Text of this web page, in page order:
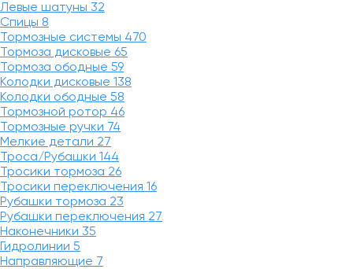
Левые шатуны 32
Спицы 8
Тормозные системы 470
Тормоза дисковые 65
Тормоза ободные 59
Колодки дисковые 138
Колодки ободные 58
Тормозной ротор 46
Тормозные ручки 74
Мелкие детали 27
Троса/Рубашки 144
Тросики тормоза 26
Тросики переключения 16
Рубашки тормоза 23
Рубашки переключения 27
Наконечники 35
Гидролинии 5
Направляющие 7